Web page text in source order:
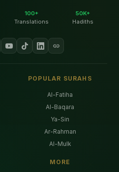
100+
Translations
50K+
Hadiths
POPULAR SURAHS
Al-Fatiha
Al-Baqara
Ya-Sin
Ar-Rahman
Al-Mulk
MORE